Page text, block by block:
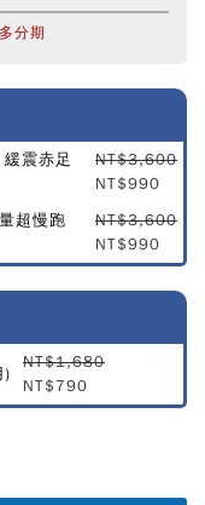
分期
震赤足
NT$3,600
NT$990
超慢跑
NT$3,600
NT$990
)
NT$1,680
NT$790